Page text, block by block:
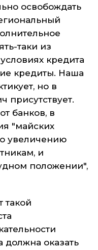
освобождать
таки из
кредита
кредиты. Наша
но в
присутствует.
банков, в
"майских
увеличению
и
положении",
такой
должна оказать